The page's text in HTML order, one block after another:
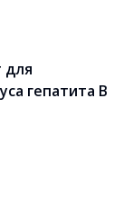
для
гепатита B